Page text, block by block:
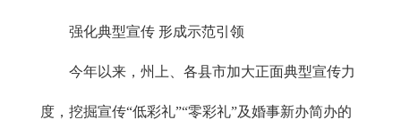
强化典型宣传 形成示范引领
今年以来，州上、各县市加大正面典型宣传力
度，挖掘宣传“低彩礼”“零彩礼”及婚事新办简办的